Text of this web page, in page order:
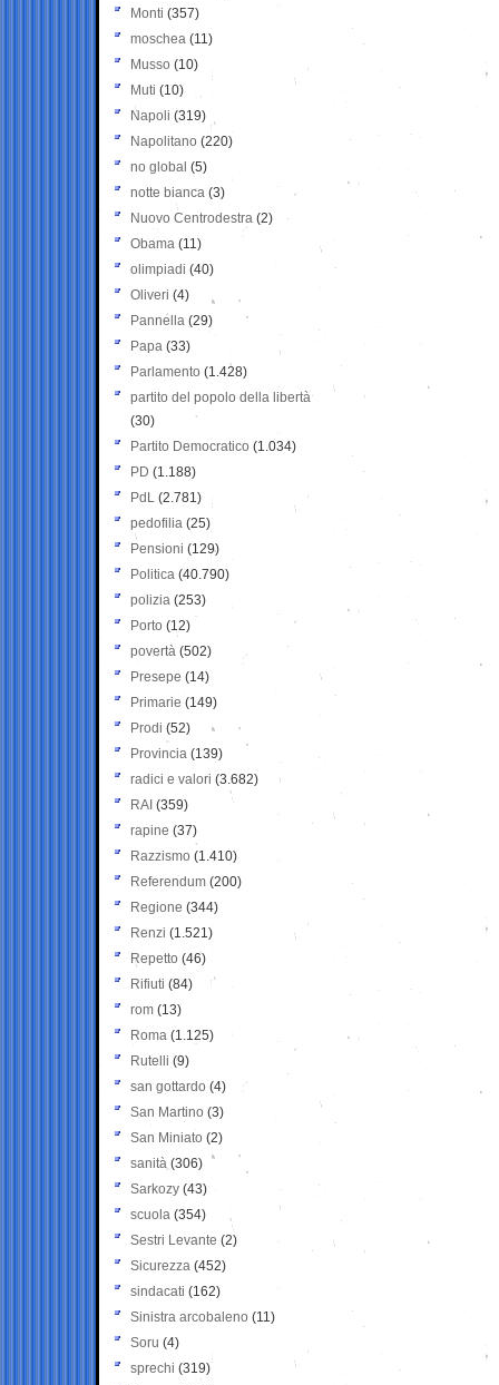
Monti (357)
moschea (11)
Musso (10)
Muti (10)
Napoli (319)
Napolitano (220)
no global (5)
notte bianca (3)
Nuovo Centrodestra (2)
Obama (11)
olimpiadi (40)
Oliveri (4)
Pannella (29)
Papa (33)
Parlamento (1.428)
partito del popolo della libertà
(30)
Partito Democratico (1.034)
PD (1.188)
PdL (2.781)
pedofilia (25)
Pensioni (129)
Politica (40.790)
polizia (253)
Porto (12)
povertà (502)
Presepe (14)
Primarie (149)
Prodi (52)
Provincia (139)
radici e valori (3.682)
RAI (359)
rapine (37)
Razzismo (1.410)
Referendum (200)
Regione (344)
Renzi (1.521)
Repetto (46)
Rifiuti (84)
rom (13)
Roma (1.125)
Rutelli (9)
san gottardo (4)
San Martino (3)
San Miniato (2)
sanità (306)
Sarkozy (43)
scuola (354)
Sestri Levante (2)
Sicurezza (452)
sindacati (162)
Sinistra arcobaleno (11)
Soru (4)
sprechi (319)